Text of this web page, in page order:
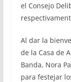
el Consejo
Al dar la
de la Casa de
Banda, Nora
para festejar